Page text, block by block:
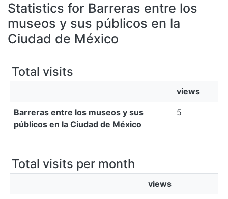
All of DSpace
Bibliotecas
Statistics for Barreras entre los
museos y sus públicos en la
Ciudad de México
Total visits
views
Barreras entre los museos y sus
públicos en la Ciudad de México
5
Total visits per month
views